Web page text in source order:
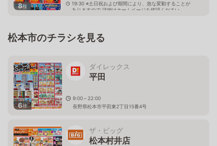
8枚
19:30 ※土日祝および期間により、急な変動することが
ありますので 詳細はホームページを確認ください
松本市のチラシを見る
6枚
ダイレックス
平田
9:00～22:00
長野県松本市平田東2丁目15番4号
ザ・ビッグ
松本村井店